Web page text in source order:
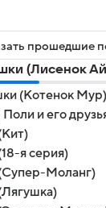
прошедшие
(Лисенок
(Котенок Мур)
и его
я серия)
Моланг)